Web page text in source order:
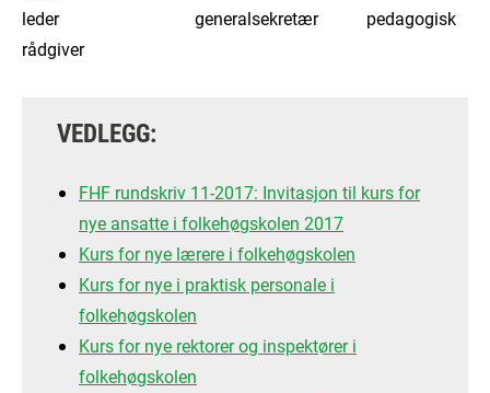
leder generalsekretær pedagogisk
rådgiver
VEDLEGG:
FHF rundskriv 11-2017: Invitasjon til kurs for
nye ansatte i folkehøgskolen 2017
Kurs for nye lærere i folkehøgskolen
Kurs for nye i praktisk personale i
folkehøgskolen
Kurs for nye rektorer og inspektører i
folkehøgskolen